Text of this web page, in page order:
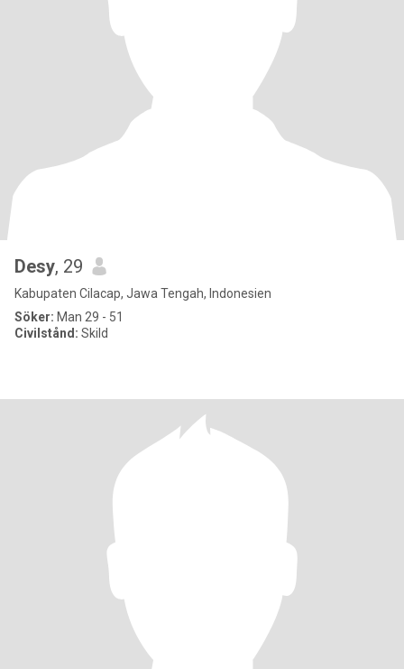
Desy, 29
Kabupaten Cilacap, Jawa Tengah, Indonesien
Söker: Man 29 - 51
Civilstånd: Skild